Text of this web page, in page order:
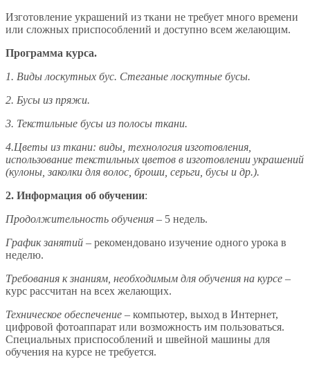
Изготовление украшений из ткани не требует много времени
или сложных приспособлений и доступно всем желающим.
Программа курса.
1. Виды лоскутных бус. Стеганые лоскутные бусы.
2. Бусы из пряжи.
3. Текстильные бусы из полосы ткани.
4.Цветы из ткани: виды, технология изготовления,
использование текстильных цветов в изготовлении украшений
(кулоны, заколки для волос, броши, серьги, бусы и др.).
2. Информация об обучении:
Продолжительность обучения – 5 недель.
График занятий – рекомендовано изучение одного урока в
неделю.
Требования к знаниям, необходимым для обучения на курсе –
курс рассчитан на всех желающих.
Техническое обеспечение – компьютер, выход в Интернет,
цифровой фотоаппарат или возможность им пользоваться.
Специальных приспособлений и швейной машины для
обучения на курсе не требуется.